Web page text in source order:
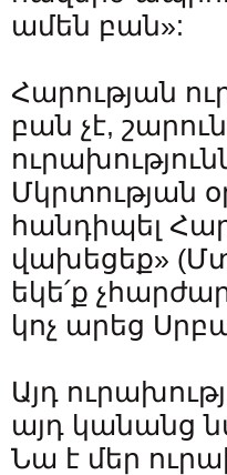
ամեն բան»:
Հարության
բան չէ,
Մկրտության
հանդիպել
վախեցեք»
եկե՛ք
կոչ արեց
Այդ
այդ կանանց
Նա է մեր